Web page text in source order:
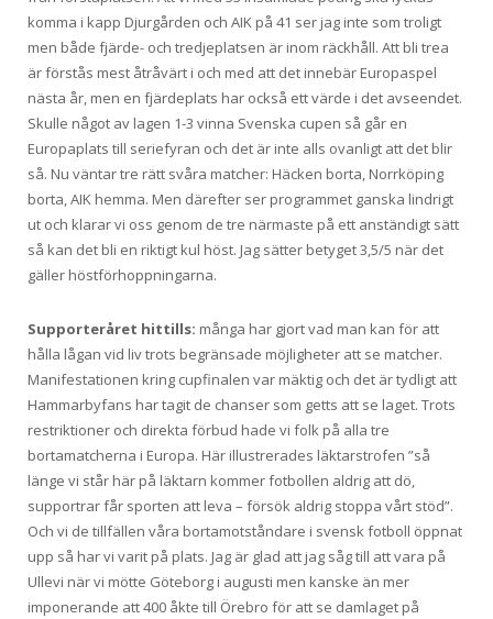
komma i kapp Djurgården och AIK på 41 ser jag inte som troligt
men både fjärde- och tredjeplatsen är inom räckhåll. Att bli trea
är förstås mest åtråvärt i och med att det innebär Europaspel
nästa år, men en fjärdeplats har också ett värde i det avseendet.
Skulle något av lagen 1-3 vinna Svenska cupen så går en
Europaplats till seriefyran och det är inte alls ovanligt att det blir
så. Nu väntar tre rätt svåra matcher: Häcken borta, Norrköping
borta, AIK hemma. Men därefter ser programmet ganska lindrigt
ut och klarar vi oss genom de tre närmaste på ett anständigt sätt
så kan det bli en riktigt kul höst. Jag sätter betyget 3,5/5 när det
gäller höstförhoppningarna.
Supporteråret hittills: många har gjort vad man kan för att
hålla lågan vid liv trots begränsade möjligheter att se matcher.
Manifestationen kring cupfinalen var mäktig och det är tydligt att
Hammarbyfans har tagit de chanser som getts att se laget. Trots
restriktioner och direkta förbud hade vi folk på alla tre
bortamatcherna i Europa. Här illustrerades läktarstrofen ”så
länge vi står här på läktarn kommer fotbollen aldrig att dö,
supportrar får sporten att leva – försök aldrig stoppa vårt stöd”.
Och vi de tillfällen våra bortamotståndare i svensk fotboll öppnat
upp så har vi varit på plats. Jag är glad att jag såg till att vara på
Ullevi när vi mötte Göteborg i augusti men kanske än mer
imponerande att 400 åkte till Örebro för att se damlaget på